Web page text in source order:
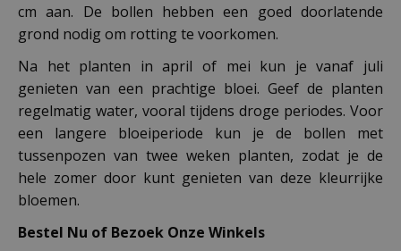
cm aan. De bollen hebben een goed doorlatende
grond nodig om rotting te voorkomen.
Na het planten in april of mei kun je vanaf juli
genieten van een prachtige bloei. Geef de planten
regelmatig water, vooral tijdens droge periodes. Voor
een langere bloeiperiode kun je de bollen met
tussenpozen van twee weken planten, zodat je de
hele zomer door kunt genieten van deze kleurrijke
bloemen.
Bestel Nu of Bezoek Onze Winkels